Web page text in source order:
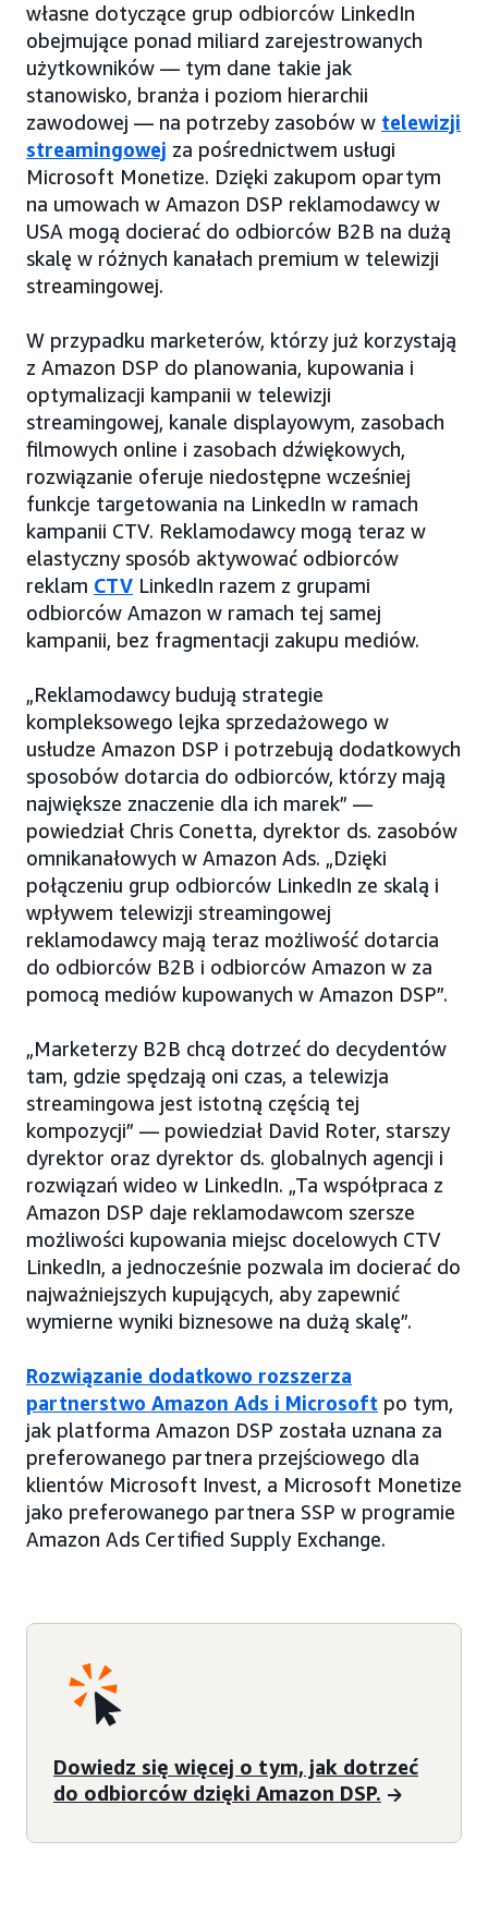
własne dotyczące grup odbiorców LinkedIn
obejmujące ponad miliard zarejestrowanych
użytkowników — tym dane takie jak
stanowisko, branża i poziom hierarchii
zawodowej — na potrzeby zasobów w telewizji
streamingowej za pośrednictwem usługi
Microsoft Monetize. Dzięki zakupom opartym
na umowach w Amazon DSP reklamodawcy w
USA mogą docierać do odbiorców B2B na dużą
skalę w różnych kanałach premium w telewizji
streamingowej.
W przypadku marketerów, którzy już korzystają
z Amazon DSP do planowania, kupowania i
optymalizacji kampanii w telewizji
streamingowej, kanale displayowym, zasobach
filmowych online i zasobach dźwiękowych,
rozwiązanie oferuje niedostępne wcześniej
funkcje targetowania na LinkedIn w ramach
kampanii CTV. Reklamodawcy mogą teraz w
elastyczny sposób aktywować odbiorców
reklam CTV LinkedIn razem z grupami
odbiorców Amazon w ramach tej samej
kampanii, bez fragmentacji zakupu mediów.
„Reklamodawcy budują strategie
kompleksowego lejka sprzedażowego w
usłudze Amazon DSP i potrzebują dodatkowych
sposobów dotarcia do odbiorców, którzy mają
największe znaczenie dla ich marek” —
powiedział Chris Conetta, dyrektor ds. zasobów
omnikanałowych w Amazon Ads. „Dzięki
połączeniu grup odbiorców LinkedIn ze skalą i
wpływem telewizji streamingowej
reklamodawcy mają teraz możliwość dotarcia
do odbiorców B2B i odbiorców Amazon w za
pomocą mediów kupowanych w Amazon DSP”.
„Marketerzy B2B chcą dotrzeć do decydentów
tam, gdzie spędzają oni czas, a telewizja
streamingowa jest istotną częścią tej
kompozycji” — powiedział David Roter, starszy
dyrektor oraz dyrektor ds. globalnych agencji i
rozwiązań wideo w LinkedIn. „Ta współpraca z
Amazon DSP daje reklamodawcom szersze
możliwości kupowania miejsc docelowych CTV
LinkedIn, a jednocześnie pozwala im docierać do
najważniejszych kupujących, aby zapewnić
wymierne wyniki biznesowe na dużą skalę”.
Rozwiązanie dodatkowo rozszerza
partnerstwo Amazon Ads i Microsoft po tym,
jak platforma Amazon DSP została uznana za
preferowanego partnera przejściowego dla
klientów Microsoft Invest, a Microsoft Monetize
jako preferowanego partnera SSP w programie
Amazon Ads Certified Supply Exchange.
Dowiedz się więcej o tym, jak dotrzeć
do odbiorców dzięki Amazon DSP.